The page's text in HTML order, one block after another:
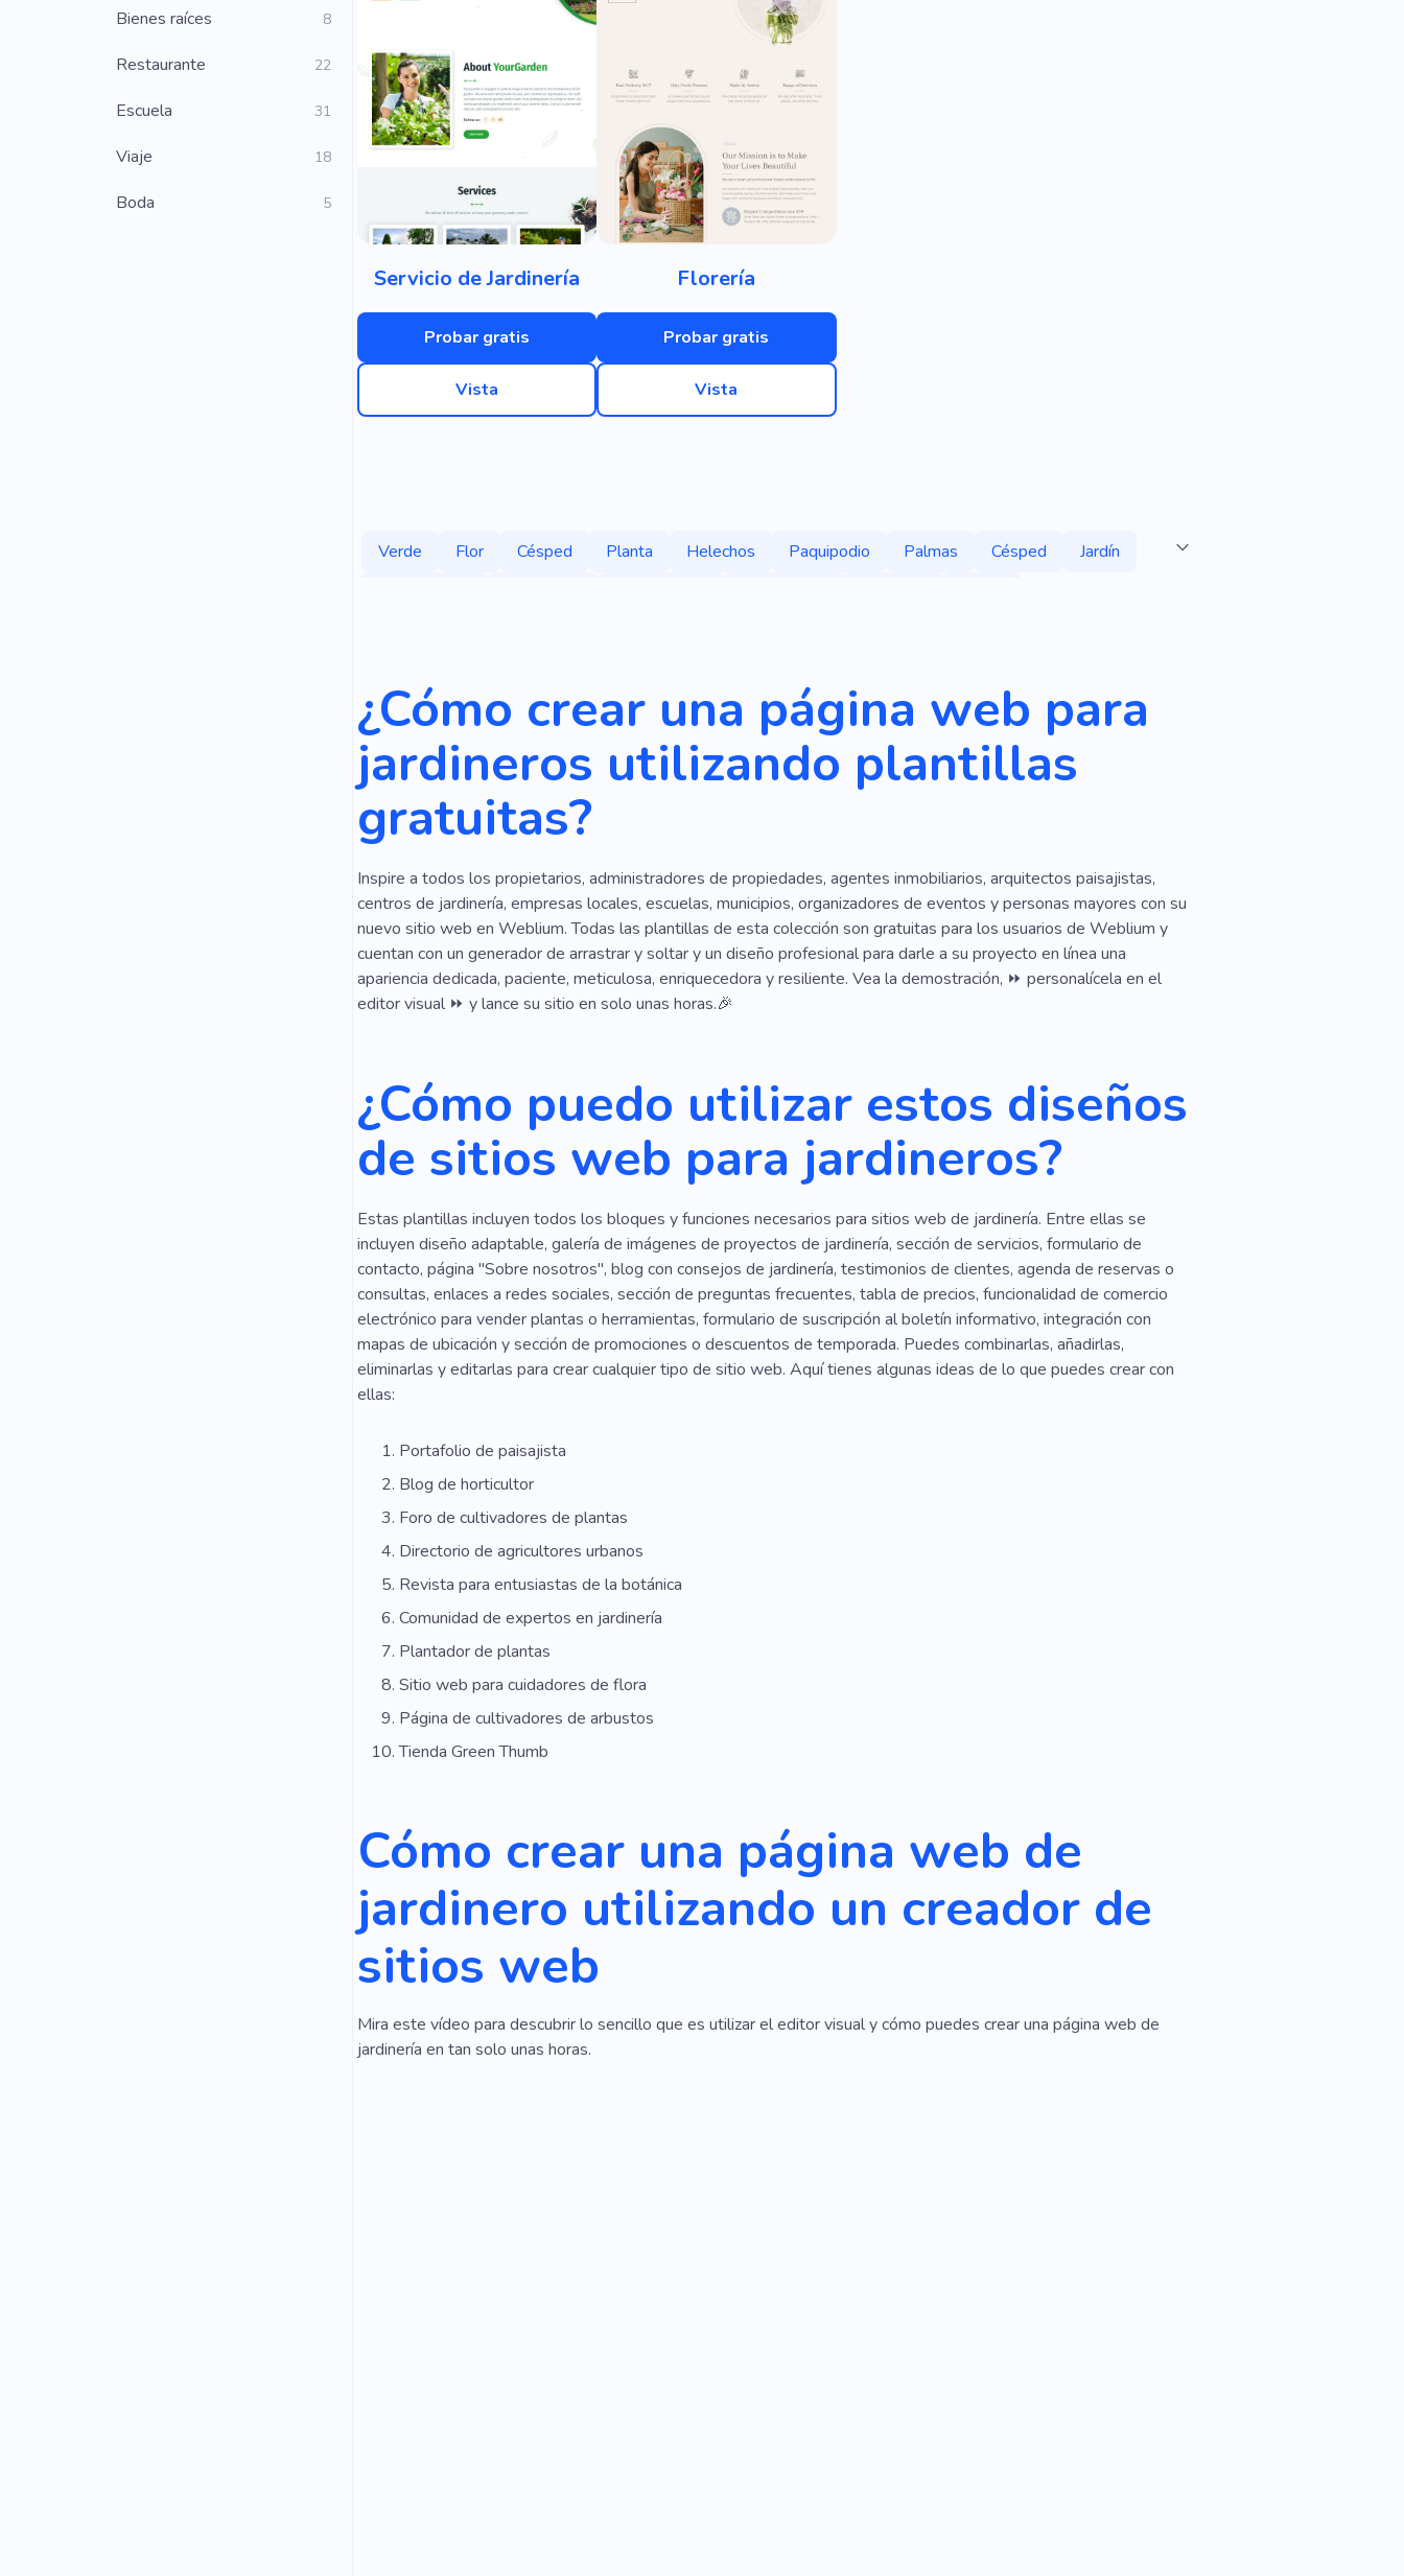
Bienes raíces 8
Restaurante 22
Escuela 31
Viaje 18
Boda 5
Servicio de Jardinería
Probar gratis
Vista
Florería
Probar gratis
Vista
Verde Flor Césped Planta Helechos Paquipodio Palmas Césped
Jardín
Cuidado Del Verde
Jardinero Casero Poda De Árboles Y Arbustos Agricultura
Vender
Minerales
Plantación De Árboles Suciedad Cortar El Césped
Diseño De Paisaje
Florista
¿Cómo crear una página web para
jardineros utilizando plantillas
gratuitas?
Inspire a todos los propietarios, administradores de propiedades, agentes inmobiliarios, arquitectos paisajistas,
centros de jardinería, empresas locales, escuelas, municipios, organizadores de eventos y personas mayores con su
nuevo sitio web en Weblium. Todas las plantillas de esta colección son gratuitas para los usuarios de Weblium y
cuentan con un generador de arrastrar y soltar y un diseño profesional para darle a su proyecto en línea una
apariencia dedicada, paciente, meticulosa, enriquecedora y resiliente. Vea la demostración, ⏩ personalícela en el
editor visual ⏩ y lance su sitio en solo unas horas.🎉
¿Cómo puedo utilizar estos diseños
de sitios web para jardineros?
Estas plantillas incluyen todos los bloques y funciones necesarios para sitios web de jardinería. Entre ellas se
incluyen diseño adaptable, galería de imágenes de proyectos de jardinería, sección de servicios, formulario de
contacto, página "Sobre nosotros", blog con consejos de jardinería, testimonios de clientes, agenda de reservas o
consultas, enlaces a redes sociales, sección de preguntas frecuentes, tabla de precios, funcionalidad de comercio
electrónico para vender plantas o herramientas, formulario de suscripción al boletín informativo, integración con
mapas de ubicación y sección de promociones o descuentos de temporada. Puedes combinarlas, añadirlas,
eliminarlas y editarlas para crear cualquier tipo de sitio web. Aquí tienes algunas ideas de lo que puedes crear con
ellas:
Portafolio de paisajista
Blog de horticultor
Foro de cultivadores de plantas
Directorio de agricultores urbanos
Revista para entusiastas de la botánica
Comunidad de expertos en jardinería
Plantador de plantas
Sitio web para cuidadores de flora
Página de cultivadores de arbustos
Tienda Green Thumb
Cómo crear una página web de
jardinero utilizando un creador de
sitios web
Mira este vídeo para descubrir lo sencillo que es utilizar el editor visual y cómo puedes crear una página web de
jardinería en tan solo unas horas.